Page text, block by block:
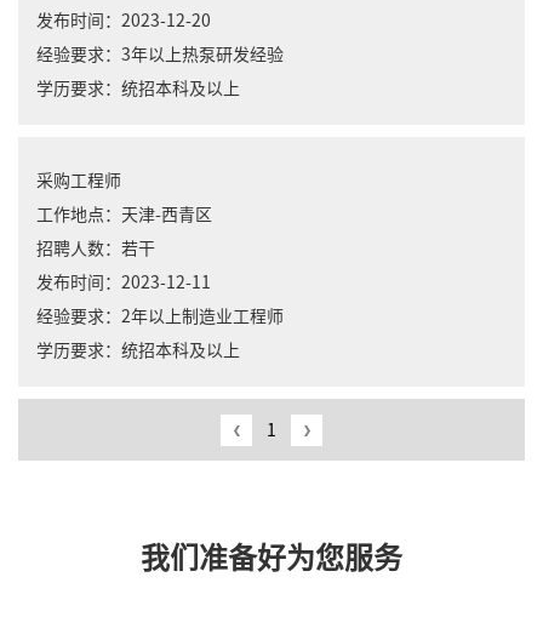
发布时间： 2023-12-20
经验要求： 3年以上热泵研发经验
学历要求： 统招本科及以上
采购工程师
工作地点： 天津-西青区
招聘人数： 若干
发布时间： 2023-12-11
经验要求： 2年以上制造业工程师
学历要求： 统招本科及以上
1
我们准备好为您服务